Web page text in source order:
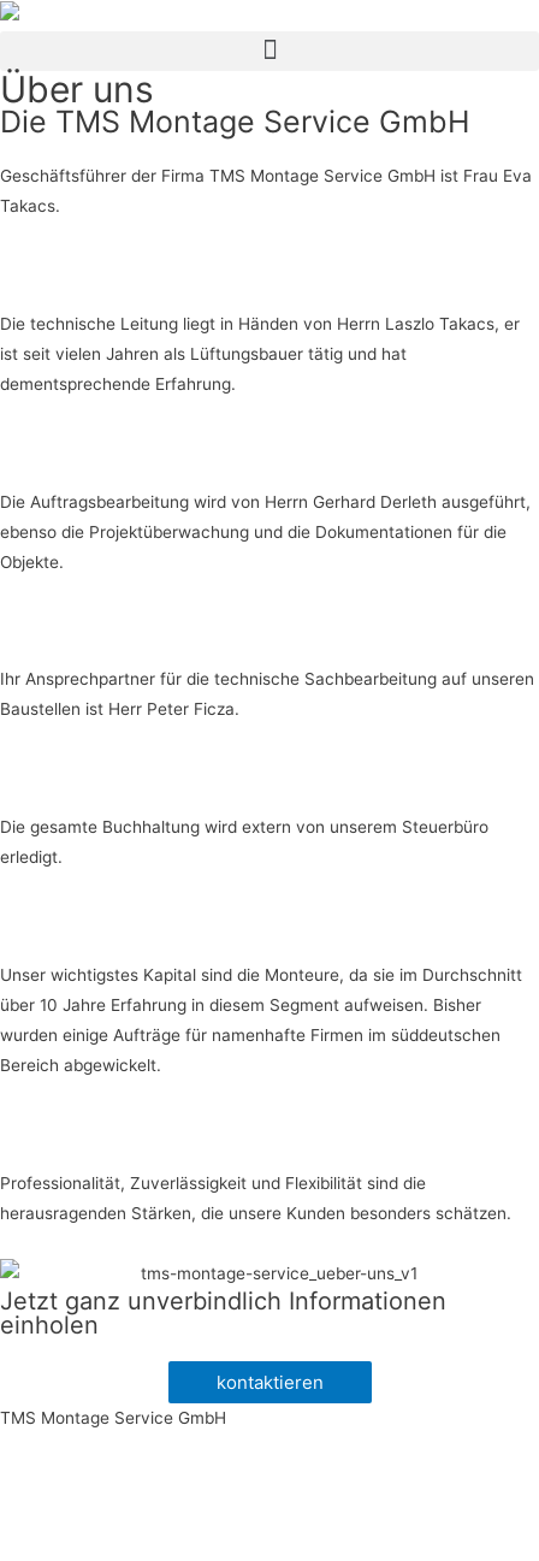
Über uns
Die TMS Montage Service GmbH
Geschäftsführer der Firma TMS Montage Service GmbH ist Frau Eva
Takacs.
Die technische Leitung liegt in Händen von Herrn Laszlo Takacs, er
ist seit vielen Jahren als Lüftungsbauer tätig und hat
dementsprechende Erfahrung.
Die Auftragsbearbeitung wird von Herrn Gerhard Derleth ausgeführt,
ebenso die Projektüberwachung und die Dokumentationen für die
Objekte.
Ihr Ansprechpartner für die technische Sachbearbeitung auf unseren
Baustellen ist Herr Peter Ficza.
Die gesamte Buchhaltung wird extern von unserem Steuerbüro
erledigt.
Unser wichtigstes Kapital sind die Monteure, da sie im Durchschnitt
über 10 Jahre Erfahrung in diesem Segment aufweisen. Bisher
wurden einige Aufträge für namenhafte Firmen im süddeutschen
Bereich abgewickelt.
Professionalität, Zuverlässigkeit und Flexibilität sind die
herausragenden Stärken, die unsere Kunden besonders schätzen.
Jetzt ganz unverbindlich Informationen
einholen
kontaktieren
TMS Montage Service GmbH